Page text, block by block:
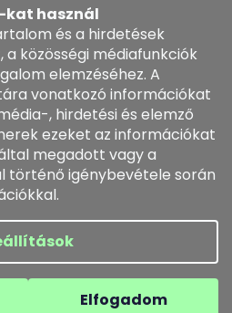
kat használ
és a hirdetések
a közösségi médiafunkciók
elemzéséhez. A
vonatkozó információkat
, hirdetési és elemző
ezeket az információkat
megadott vagy a
történő igénybevétele során
Elfogadom
kozenezbozi/
. Minden jog